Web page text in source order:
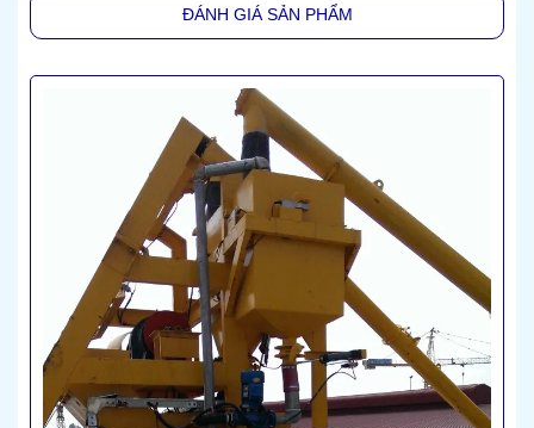
ĐÁNH GIÁ SẢN PHẨM